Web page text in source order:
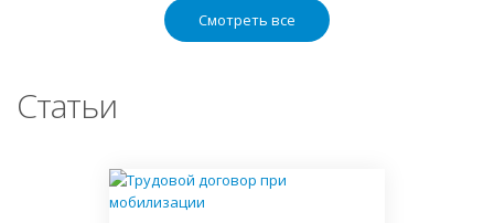
Смотреть все
Статьи